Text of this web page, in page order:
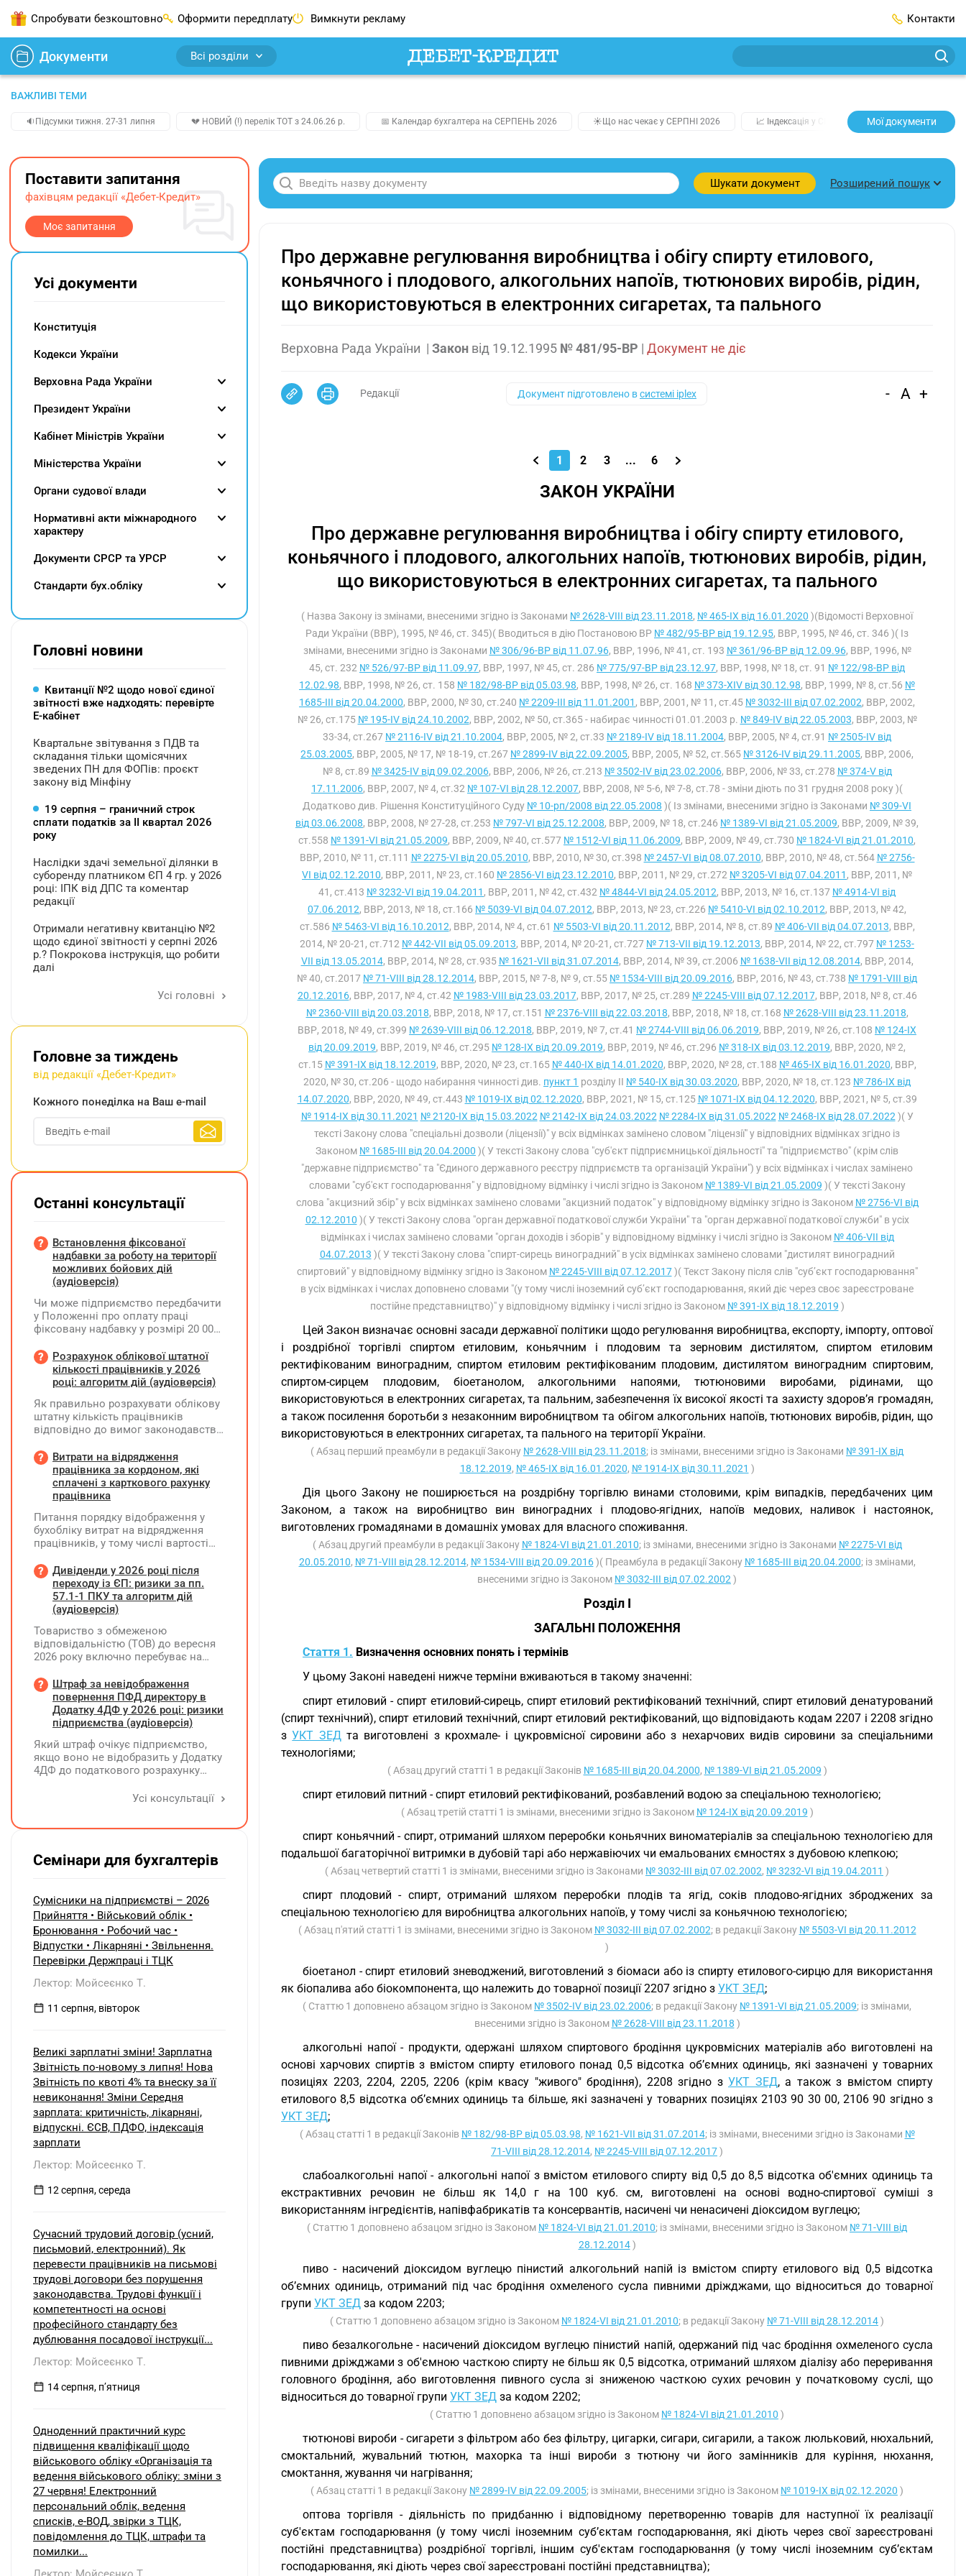
Спробувати безкоштовно Оформити передплату Вимкнути рекламу Контакти
Документи Всі розділи
ВАЖЛИВІ ТЕМИ
🔉Підсумки тижня. 27-31 липня 💔 НОВИЙ (!) перелік ТОТ з 24.06.26 р. 📅 Календар бухгалтера на СЕРПЕНЬ 2026 ☀️Що нас чекає у СЕРПНІ 2026 📈 Індексація у СЕРПНІ 2️⃣0️⃣2️⃣7️⃣ Усі
Мої документи
Шукати документ Розширений пошук
Про державне регулювання виробництва і обігу спирту етилового,
коньячного і плодового, алкогольних напоїв, тютюнових виробів, рідин,
що використовуються в електронних сигаретах, та пального
Верховна Рада України | Закон від 19.12.1995 № 481/95-ВР | Документ не діє
Редакції Документ підготовлено всистемі iplex - A +
1 2 3 ... 6
ЗАКОН УКРАЇНИ
Про державне регулювання виробництва і обігу спирту етилового,
коньячного і плодового, алкогольних напоїв, тютюнових виробів, рідин,
що використовуються в електронних сигаретах, та пального
( Назва Закону із змінами, внесеними згідно із Законами № 2628-VIII від 23.11.2018, № 465-IX від 16.01.2020 )(Відомості Верховної
Ради України (ВВР), 1995, № 46, ст. 345)( Вводиться в дію Постановою ВР № 482/95-ВР від 19.12.95, ВВР, 1995, № 46, ст. 346 )( Із
змінами, внесеними згідно із Законами № 306/96-ВР від 11.07.96, ВВР, 1996, № 41, ст. 193 № 361/96-ВР від 12.09.96, ВВР, 1996, №
45, ст. 232 № 526/97-ВР від 11.09.97, ВВР, 1997, № 45, ст. 286 № 775/97-ВР від 23.12.97, ВВР, 1998, № 18, ст. 91 № 122/98-ВР від
12.02.98, ВВР, 1998, № 26, ст. 158 № 182/98-ВР від 05.03.98, ВВР, 1998, № 26, ст. 168 № 373-XIV від 30.12.98, ВВР, 1999, № 8, ст.56 №
1685-III від 20.04.2000, ВВР, 2000, № 30, ст.240 № 2209-III від 11.01.2001 , ВВР, 2001, № 11, ст.45 № 3032-III від 07.02.2002, ВВР, 2002,
№ 26, ст.175 № 195-IV від 24.10.2002, ВВР, 2002, № 50, ст.365 - набирає чинності 01.01.2003 р. № 849-IV від 22.05.2003, ВВР, 2003, №
33-34, ст.267 № 2116-IV від 21.10.2004, ВВР, 2005, № 2, ст.33 № 2189-IV від 18.11.2004, ВВР, 2005, № 4, ст.91 № 2505-IV від
25.03.2005, ВВР, 2005, № 17, № 18-19, ст.267 № 2899-IV від 22.09.2005, ВВР, 2005, № 52, ст.565 № 3126-IV від 29.11.2005, ВВР, 2006,
№ 8, ст.89 № 3425-IV від 09.02.2006, ВВР, 2006, № 26, ст.213 № 3502-IV від 23.02.2006, ВВР, 2006, № 33, ст.278 № 374-V від
17.11.2006, ВВР, 2007, № 4, ст.32 № 107-VI від 28.12.2007, ВВР, 2008, № 5-6, № 7-8, ст.78 - зміни діють по 31 грудня 2008 року )(
Додатково див. Рішення Конституційного Суду № 10-рп/2008 від 22.05.2008 )( Із змінами, внесеними згідно із Законами № 309-VI
від 03.06.2008, ВВР, 2008, № 27-28, ст.253 № 797-VI від 25.12.2008, ВВР, 2009, № 18, ст.246 № 1389-VI від 21.05.2009, ВВР, 2009, № 39,
ст.558 № 1391-VI від 21.05.2009, ВВР, 2009, № 40, ст.577 № 1512-VI від 11.06.2009, ВВР, 2009, № 49, ст.730 № 1824-VI від 21.01.2010,
ВВР, 2010, № 11, ст.111 № 2275-VI від 20.05.2010, ВВР, 2010, № 30, ст.398 № 2457-VI від 08.07.2010, ВВР, 2010, № 48, ст.564 № 2756-
VI від 02.12.2010, ВВР, 2011, № 23, ст.160 № 2856-VI від 23.12.2010, ВВР, 2011, № 29, ст.272 № 3205-VI від 07.04.2011 , ВВР, 2011, №
41, ст.413 № 3232-VI від 19.04.2011 , ВВР, 2011, № 42, ст.432 № 4844-VI від 24.05.2012, ВВР, 2013, № 16, ст.137 № 4914-VI від
07.06.2012, ВВР, 2013, № 18, ст.166 № 5039-VI від 04.07.2012, ВВР, 2013, № 23, ст.226 № 5410-VI від 02.10.2012, ВВР, 2013, № 42,
ст.586 № 5463-VI від 16.10.2012, ВВР, 2014, № 4, ст.61 № 5503-VI від 20.11.2012, ВВР, 2014, № 8, ст.89 № 406-VII від 04.07.2013, ВВР,
2014, № 20-21, ст.712 № 442-VII від 05.09.2013, ВВР, 2014, № 20-21, ст.727 № 713-VII від 19.12.2013, ВВР, 2014, № 22, ст.797 № 1253-
VII від 13.05.2014, ВВР, 2014, № 28, ст.935 № 1621-VII від 31.07.2014, ВВР, 2014, № 39, ст.2006 № 1638-VII від 12.08.2014, ВВР, 2014,
№ 40, ст.2017 № 71-VIII від 28.12.2014, ВВР, 2015, № 7-8, № 9, ст.55 № 1534-VIII від 20.09.2016, ВВР, 2016, № 43, ст.738 № 1791-VIII від
20.12.2016, ВВР, 2017, № 4, ст.42 № 1983-VIII від 23.03.2017, ВВР, 2017, № 25, ст.289 № 2245-VIII від 07.12.2017, ВВР, 2018, № 8, ст.46
№ 2360-VIII від 20.03.2018, ВВР, 2018, № 17, ст.151 № 2376-VIII від 22.03.2018, ВВР, 2018, № 18, ст.168 № 2628-VIII від 23.11.2018,
ВВР, 2018, № 49, ст.399 № 2639-VIII від 06.12.2018, ВВР, 2019, № 7, ст.41 № 2744-VIII від 06.06.2019, ВВР, 2019, № 26, ст.108 № 124-IX
від 20.09.2019, ВВР, 2019, № 46, ст.295 № 128-IX від 20.09.2019, ВВР, 2019, № 46, ст.296 № 318-IX від 03.12.2019, ВВР, 2020, № 2,
ст.15 № 391-IX від 18.12.2019, ВВР, 2020, № 23, ст.165 № 440-IX від 14.01.2020, ВВР, 2020, № 28, ст.188 № 465-IX від 16.01.2020, ВВР,
2020, № 30, ст.206 - щодо набирання чинності див. пункт 1 розділу II № 540-IX від 30.03.2020, ВВР, 2020, № 18, ст.123 № 786-IX від
14.07.2020, ВВР, 2020, № 49, ст.443 № 1019-IX від 02.12.2020, ВВР, 2021, № 15, ст.125 № 1071-IX від 04.12.2020, ВВР, 2021, № 5, ст.39
№ 1914-IX від 30.11.2021 № 2120-IX від 15.03.2022 № 2142-IX від 24.03.2022 № 2284-IX від 31.05.2022 № 2468-IX від 28.07.2022 )( У
тексті Закону слова "спеціальні дозволи (ліцензії)" у всіх відмінках замінено словом "ліцензії" у відповідних відмінках згідно із
Законом № 1685-III від 20.04.2000 )( У тексті Закону слова "суб'єкт підприємницької діяльності" та "підприємство" (крім слів
"державне підприємство" та "Єдиного державного реєстру підприємств та організацій України") у всіх відмінках і числах замінено
словами "суб'єкт господарювання" у відповідному відмінку і числі згідно із Законом № 1389-VI від 21.05.2009 )( У тексті Закону
слова "акцизний збір" у всіх відмінках замінено словами "акцизний податок" у відповідному відмінку згідно із Законом № 2756-VI від
02.12.2010 )( У тексті Закону слова "орган державної податкової служби України" та "орган державної податкової служби" в усіх
відмінках і числах замінено словами "орган доходів і зборів" у відповідному відмінку і числі згідно із Законом № 406-VII від
04.07.2013 )( У тексті Закону слова "спирт-сирець виноградний" в усіх відмінках замінено словами "дистилят виноградний
спиртовий" у відповідному відмінку згідно із Законом № 2245-VIII від 07.12.2017)( Текст Закону після слів "суб’єкт господарювання"
в усіх відмінках і числах доповнено словами "(у тому числі іноземний суб’єкт господарювання, який діє через своє зареєстроване
постійне представництво)" у відповідному відмінку і числі згідно із Законом № 391-IX від 18.12.2019 )
Цей Закон визначає основні засади державної політики щодо регулювання виробництва, експорту, імпорту, оптової
і роздрібної торгівлі спиртом етиловим, коньячним і плодовим та зерновим дистилятом, спиртом етиловим
ректифікованим виноградним, спиртом етиловим ректифікованим плодовим, дистилятом виноградним спиртовим,
спиртом-сирцем плодовим, біоетанолом, алкогольними напоями, тютюновими виробами, рідинами, що
використовуються в електронних сигаретах, та пальним, забезпечення їх високої якості та захисту здоров’я громадян,
а також посилення боротьби з незаконним виробництвом та обігом алкогольних напоїв, тютюнових виробів, рідин, що
використовуються в електронних сигаретах, та пального на території України.
( Абзац перший преамбули в редакції Закону № 2628-VIII від 23.11.2018; із змінами, внесеними згідно із Законами № 391-IX від
18.12.2019, № 465-IX від 16.01.2020, № 1914-IX від 30.11.2021 )
Дія цього Закону не поширюється на роздрібну торгівлю винами столовими, крім випадків, передбачених цим
Законом, а також на виробництво вин виноградних і плодово-ягідних, напоїв медових, наливок і настоянок,
виготовлених громадянами в домашніх умовах для власного споживання.
( Абзац другий преамбули в редакції Закону № 1824-VI від 21.01.2010; із змінами, внесеними згідно із Законами № 2275-VI від
20.05.2010, № 71-VIII від 28.12.2014, № 1534-VIII від 20.09.2016)( Преамбула в редакції Закону № 1685-III від 20.04.2000; із змінами,
внесеними згідно із Законом № 3032-III від 07.02.2002 )
Розділ I
ЗАГАЛЬНІ ПОЛОЖЕННЯ
Стаття 1. Визначення основних понять і термінів
У цьому Законі наведені нижче терміни вживаються в такому значенні:
спирт етиловий - спирт етиловий-сирець, спирт етиловий ректифікований технічний, спирт етиловий денатурований
(спирт технічний), спирт етиловий технічний, спирт етиловий ректифікований, що відповідають кодам 2207 і 2208 згідно
зУКТ ЗЕДта виготовлені з крохмале- і цукровмісної сировини або з нехарчових видів сировини за спеціальними
технологіями;
( Абзац другий статті 1 в редакції Законів № 1685-III від 20.04.2000, № 1389-VI від 21.05.2009 )
спирт етиловий питний - спирт етиловий ректифікований, розбавлений водою за спеціальною технологією;
( Абзац третій статті 1 із змінами, внесеними згідно із Законом № 124-IX від 20.09.2019 )
спирт коньячний - спирт, отриманий шляхом переробки коньячних виноматеріалів за спеціальною технологією для
подальшої багаторічної витримки в дубовій тарі або нержавіючих чи емальованих ємностях з дубовою клепкою;
( Абзац четвертий статті 1 із змінами, внесеними згідно із Законами № 3032-III від 07.02.2002, № 3232-VI від 19.04.2011 )
спирт плодовий - спирт, отриманий шляхом переробки плодів та ягід, соків плодово-ягідних зброджених за
спеціальною технологією для виробництва алкогольних напоїв, у тому числі за коньячною технологією;
( Абзац п'ятий статті 1 із змінами, внесеними згідно із Законом № 3032-III від 07.02.2002; в редакції Закону № 5503-VI від 20.11.2012
)
біоетанол - спирт етиловий зневоджений, виготовлений з біомаси або із спирту етилового-сирцю для використання
як біопалива або біокомпонента, що належить до товарної позиції 2207 згідно з УКТ ЗЕД;
( Статтю 1 доповнено абзацом згідно із Законом № 3502-IV від 23.02.2006; в редакції Закону № 1391-VI від 21.05.2009; із змінами,
внесеними згідно із Законом № 2628-VIII від 23.11.2018 )
алкогольні напої - продукти, одержані шляхом спиртового бродіння цукровмісних матеріалів або виготовлені на
основі харчових спиртів з вмістом спирту етилового понад 0,5 відсотка об’ємних одиниць, які зазначені у товарних
позиціях 2203, 2204, 2205, 2206 (крім квасу "живого" бродіння), 2208 згідно з УКТ ЗЕД, а також з вмістом спирту
етилового 8,5 відсотка об’ємних одиниць та більше, які зазначені у товарних позиціях 2103 90 30 00, 2106 90 згідно з
УКТ ЗЕД;
( Абзац статті 1 в редакції Законів № 182/98-ВР від 05.03.98, № 1621-VII від 31.07.2014; із змінами, внесеними згідно із Законами №
71-VIII від 28.12.2014, № 2245-VIII від 07.12.2017)
слабоалкогольні напої - алкогольні напої з вмістом етилового спирту від 0,5 до 8,5 відсотка об'ємних одиниць та
екстрактивних речовин не більш як 14,0 г на 100 куб. см, виготовлені на основі водно-спиртової суміші з
використанням інгредієнтів, напівфабрикатів та консервантів, насичені чи ненасичені діоксидом вуглецю;
( Статтю 1 доповнено абзацом згідно із Законом № 1824-VI від 21.01.2010; із змінами, внесеними згідно із Законом № 71-VIII від
28.12.2014)
пиво - насичений діоксидом вуглецю пінистий алкогольний напій із вмістом спирту етилового від 0,5 відсотка
об’ємних одиниць, отриманий під час бродіння охмеленого сусла пивними дріжджами, що відноситься до товарної
групи УКТ ЗЕД за кодом 2203;
( Статтю 1 доповнено абзацом згідно із Законом № 1824-VI від 21.01.2010; в редакції Закону № 71-VIII від 28.12.2014)
пиво безалкогольне - насичений діоксидом вуглецю пінистий напій, одержаний під час бродіння охмеленого сусла
пивними дріжджами з об'ємною часткою спирту не більш як 0,5 відсотка, отриманий шляхом діалізу або переривання
головного бродіння, або виготовлення пивного сусла зі зниженою часткою сухих речовин у початковому суслі, що
відноситься до товарної групи УКТ ЗЕД за кодом 2202;
( Статтю 1 доповнено абзацом згідно із Законом № 1824-VI від 21.01.2010 )
тютюнові вироби - сигарети з фільтром або без фільтру, цигарки, сигари, сигарили, а також люльковий, нюхальний,
смоктальний, жувальний тютюн, махорка та інші вироби з тютюну чи його замінників для куріння, нюхання,
смоктання, жування чи нагрівання;
( Абзац статті 1 в редакції Закону № 2899-IV від 22.09.2005; із змінами, внесеними згідно із Законом № 1019-IX від 02.12.2020 )
оптова торгівля - діяльність по придбанню і відповідному перетворенню товарів для наступної їх реалізації
суб'єктам господарювання (у тому числі іноземним суб’єктам господарювання, які діють через свої зареєстровані
постійні представництва) роздрібної торгівлі, іншим суб'єктам господарювання (у тому числі іноземним суб’єктам
господарювання, які діють через свої зареєстровані постійні представництва);
Поставити запитання
фахівцям редакції «Дебет-Кредит»
Моє запитання
Усі документи
Конституція
Кодекси України
Верховна Рада України
Президент України
Кабінет Міністрів України
Міністерства України
Органи судової влади
Нормативні акти міжнародного
характеру
Документи СРСР та УРСР
Cтандарти бух.обліку
Головні новини
Квитанції №2 щодо нової єдиної
звітності вже надходять: перевірте
Е-кабінет
Квартальне звітування з ПДВ та
складання тільки щомісячних
зведених ПН для ФОПів: проєкт
закону від Мінфіну
19 серпня – граничний строк
сплати податків за ІI квартал 2026
року
Наслідки здачі земельної ділянки в
суборенду платником ЄП 4 гр. у 2026
році: ІПК від ДПС та коментар
редакції
Отримали негативну квитанцію №2
щодо єдиної звітності у серпні 2026
р.? Покрокова інструкція, що робити
далі
Усі головні
Головне за тиждень
від редакції «Дебет-Кредит»
Кожного понеділка на Ваш e-mail
Останні консультації
Встановлення фіксованої
надбавки за роботу на території
можливих бойових дій
(аудіоверсія)
Чи може підприємство передбачити
у Положенні про оплату праці
фіксовану надбавку у розмірі 20 000
бойових дій, якщо для окремих
посад вона перевищуватиме 50%
посадового окладу?
Розрахунок облікової штатної
кількості працівників у 2026
році: алгоритм дій (аудіоверсія)
Як правильно розрахувати облікову
штатну кількість працівників
відповідно до вимог законодавства
Витрати на відрядження
працівника за кордоном, які
сплачені з карткового рахунку
працівника
Питання порядку відображення у
бухобліку витрат на відрядження
працівників, у тому числі вартості
карткового рахунку працівника та
підтвердження таких операцій
первинними документами, належать
до компетенції Мінфіну
Дивіденди у 2026 році після
переходу із ЄП: ризики за пп.
57.1-1 ПКУ та алгоритм дій
(аудіоверсія)
Товариство з обмеженою
відповідальністю (ТОВ) до вересня
2026 року включно перебуває на
(єдиний податок, 3 група, ставка 5%,
неплатник ПДВ). З 1 жовтня 2026
року підприємство переходить на
загальну систему оподаткування
прибуток). За результатами
діяльності у періоді 2024–2025 років
(під час перебування на спрощеній
чистий прибуток, сума
становить 18 млн грн. Наприкінці
загальну систему) планується
прийняття рішення про розподіл
єдиному учаснику — іншій
юридичній особі. Які податкові
зобов'язання виникають у ТОВ (як
емітента корпоративних прав) при
нарахуванні та виплаті таких
дивідендів материнській компанії
наприкінці 2026 року? Зокрема: Чи
зобов'язане ТОВ сплачувати
авансовий внесок з податку на
сформований у періоді перебування
на єдиному податку, але
виплачується вже на загальній
системі? Які особливості
оподаткування та утримання
податку у джерела виплати
виникають, якщо материнська
компанія є: а) резидентом України;
б) нерезидентом?
Штраф за невідображення
повернення ПФД директору в
Додатку 4ДФ у 2026 році: ризики
підприємства (аудіоверсія)
Який штраф очікує підприємство,
якщо воно не відобразить у Додатку
4ДФ до податкового розрахунку
допомоги (ПФД) директору?
Усі консультації
Семінари для бухгалтерів
Сумісники на підприємстві – 2026
Прийняття • Військовий облік •
Бронювання • Робочий час •
Відпустки • Лікарняні • Звільнення.
Перевірки Держпраці і ТЦК
Лектор: Мойсеєнко Т.
11 серпня, вівторок
Великі зарплатні зміни! Зарплатна
Звітність по-новому з липня! Нова
Звітність по квоті 4% та внеску за її
невиконання! Зміни Середня
зарплата: критичність, лікарняні,
відпускні. ЄСВ, ПДФО, індексація
зарплати
Лектор: Мойсеєнко Т.
12 серпня, середа
Сучасний трудовий договір (усний,
письмовий, електронний). Як
перевести працівників на письмові
трудові договори без порушення
законодавства. Трудові функції і
компетентності на основі
професійного стандарту без
дублювання посадової інструкції...
Лектор: Мойсеєнко Т.
14 серпня, пʼятниця
Одноденний практичний курс
підвищення кваліфікації щодо
військового обліку «Організація та
ведення військового обліку: зміни з
27 червня! Електронний
персональний облік, ведення
списків, е-ВОД, звірки з ТЦК,
повідомлення до ТЦК, штрафи та
помилки...